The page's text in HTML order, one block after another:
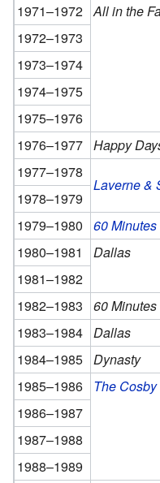
1971–1972 All in the
1972–1973
1973–1974
1974–1975
1975–1976
1976–1977 Happy
1977–1978
Laverne &
1978–1979
1979–1980
60 Minutes
1980–1981
Dallas
1981–1982
1982–1983
60 Minutes
1983–1984
Dallas
1984–1985
Dynasty
1985–1986
The
1986–1987
1987–1988
1988–1989